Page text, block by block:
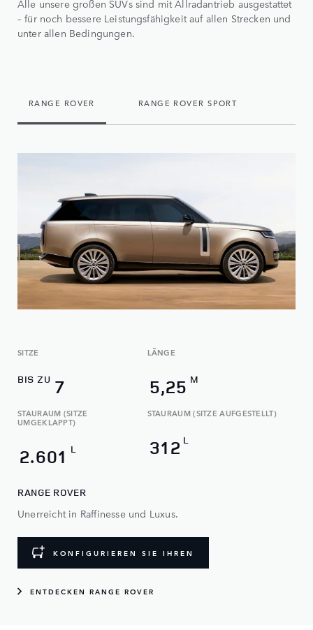
Alle unsere großen SUVs sind mit Allradantrieb ausgestattet
– für noch bessere Leistungsfähigkeit auf allen Strecken und
unter allen Bedingungen.
RANGE ROVER RANGE ROVER SPORT
SITZE
BIS ZU 7
LÄNGE
5,25 M
STAURAUM (SITZE
UMGEKLAPPT)
2.601 L
STAURAUM (SITZE AUFGESTELLT)
312 L
RANGE ROVER
Unerreicht in Raffinesse und Luxus.
KONFIGURIEREN SIE IHREN
ENTDECKEN RANGE ROVER